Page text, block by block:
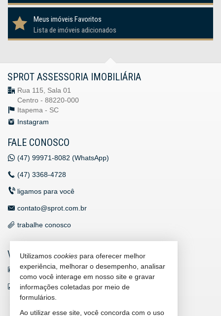
Meus imóveis Favoritos
Lista de imóveis adicionados
SPROT ASSESSORIA IMOBILIÁRIA
Rua 115, Sala 01
Centro - 88220-000
Itapema - SC
Instagram
FALE CONOSCO
(47) 99971-8082 (WhatsApp)
(47) 3368-4728
ligamos para você
contato@sprot.com.br
trabalhe conosco
VEJA MAIS
receba nosso newsletter
indicadores financeiros
Utilizamos cookies para oferecer melhor
experiência, melhorar o desempenho, analisar
como você interage em nosso site e gravar
informações coletadas por meio de
formulários.
Ao utilizar esse site, você concorda com o uso